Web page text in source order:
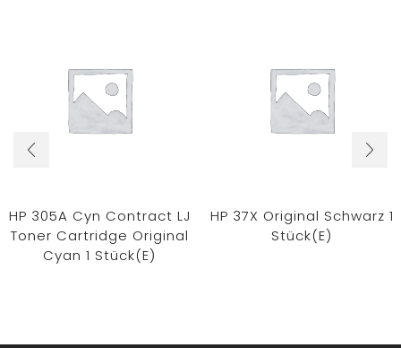
HP 305A Cyn Contract LJ
Toner Cartridge Original
Cyan 1 Stück(e)
HP 37X Original Schwarz 1
Stück(e)